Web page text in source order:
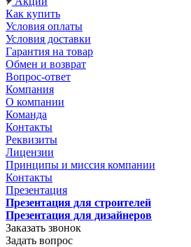
Как купить
Условия оплаты
Условия доставки
Гарантия на товар
Обмен и возврат
Вопрос-ответ
Компания
О компании
Команда
Контакты
Реквизиты
Лицензии
Принципы и миссия компании
Контакты
Презентация
Презентация для строителей
Презентация для дизайнеров
Заказать звонок
Задать вопрос